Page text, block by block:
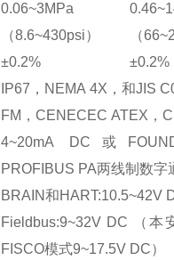
0.06~3MPa
（8.6~430psi）
（
±0.2% ±0.2%
IP67，NEMA 4X，和JIS
FM，CENECEC ATEX，
4~20mA DC或
PROFIBUS PA两线制数字
BRAIN和HART:10.5~42V
Fieldbus:9~32V DC （
FISCO模式9~17.5V DC）